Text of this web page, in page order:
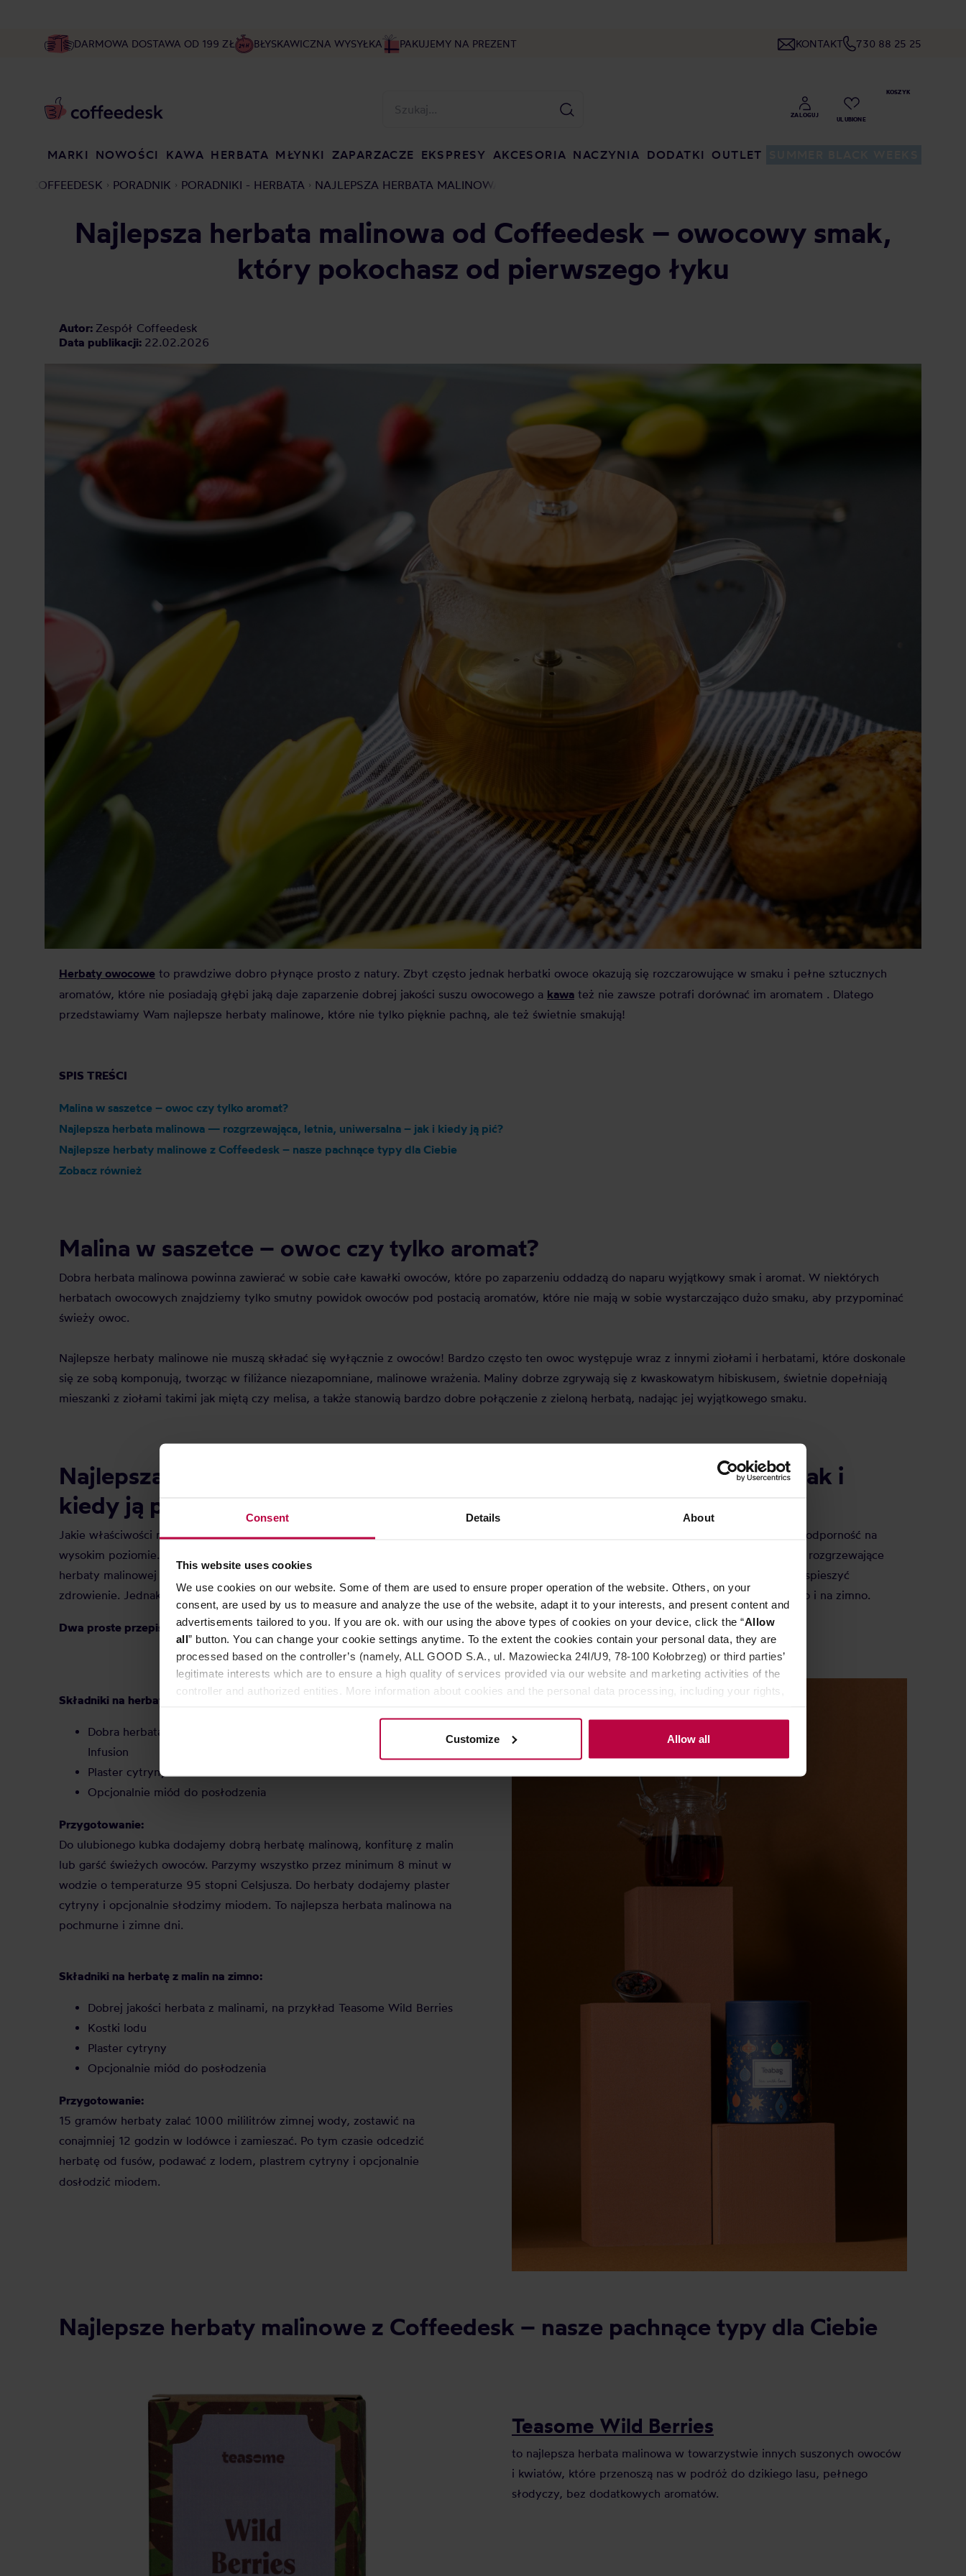
Consent Details About
This website uses cookies
We use cookies on our website. Some of them are used to ensure proper operation of the website. Others, on your
consent, are used by us to measure and analyze the use of the website, adapt it to your interests, and present content and
advertisements tailored to you. If you are ok. with our using the above types of cookies on your device, click the “Allow
all” button. You can change your cookie settings anytime. To the extent the cookies contain your personal data, they are
processed based on the controller’s (namely, ALL GOOD S.A., ul. Mazowiecka 24I/U9, 78-100 Kołobrzeg) or third parties’
legitimate interests which are to ensure a high quality of services provided via our website and marketing activities of the
controller and authorized entities. More information about cookies and the personal data processing, including your rights,
Customize Allow all
DARMOWA DOSTAWA OD 199 ZŁ BŁYSKAWICZNA WYSYŁKA PAKUJEMY NA PREZENT KONTAKT 730 88 25 25
MARKI NOWOŚCI KAWA HERBATA MŁYNKI ZAPARZACZE EKSPRESY AKCESORIA NACZYNIA DODATKI OUTLET
COFFEEDESK PORADNIK PORADNIKI - HERBATA NAJLEPSZA HERBATA MALINOWA
Najlepsza herbata malinowa od Coffeedesk – owocowy smak,
który pokochasz od pierwszego łyku
Autor: Zespół Coffeedesk
Data publikacji: 22.02.2026
Herbaty owocowe to prawdziwe dobro płynące prosto z natury. Zbyt często jednak herbatki owoce okazują się rozczarowujące w smaku i pełne sztucznych
aromatów, które nie posiadają głębi jaką daje zaparzenie dobrej jakości suszu owocowego a kawa też nie zawsze potrafi dorównać im aromatem . Dlatego
przedstawiamy Wam najlepsze herbaty malinowe, które nie tylko pięknie pachną, ale też świetnie smakują!
SPIS TREŚCI
Malina w saszetce – owoc czy tylko aromat?
Najlepsza herbata malinowa — rozgrzewająca, letnia, uniwersalna – jak i kiedy ją pić?
Najlepsze herbaty malinowe z Coffeedesk – nasze pachnące typy dla Ciebie
Zobacz również
Malina w saszetce – owoc czy tylko aromat?
Dobra herbata malinowa powinna zawierać w sobie całe kawałki owoców, które po zaparzeniu oddadzą do naparu wyjątkowy smak i aromat. W niektórych
herbatach owocowych znajdziemy tylko smutny powidok owoców pod postacią aromatów, które nie mają w sobie wystarczająco dużo smaku, aby przypominać
świeży owoc.
Najlepsze herbaty malinowe nie muszą składać się wyłącznie z owoców! Bardzo często ten owoc występuje wraz z innymi ziołami i herbatami, które doskonale
się ze sobą komponują, tworząc w filiżance niezapomniane, malinowe wrażenia. Maliny dobrze zgrywają się z kwaskowatym hibiskusem, świetnie dopełniają
mieszanki z ziołami takimi jak miętą czy melisa, a także stanowią bardzo dobre połączenie z zieloną herbatą, nadając jej wyjątkowego smaku.
Najlepsza herbata malinowa — rozgrzewająca, letnia, uniwersalna – jak i
kiedy ją pić?
Jakie właściwości ma najlepsza herbata malinowa? Przede wszystkim zawiera ona potężną dawkę witaminy C, która pomaga utrzymać naszą odporność na
wysokim poziomie. Antyoksydanty zawarte w herbacie z malin spowalniają proces starzenia się komórek i działają przeciwzapalnie. Działanie rozgrzewające
herbaty malinowej idealnie sprawdzi się kiedy dopadnie nad przeziębienie — wówczas kubek takiej herbaty złagodzi ból gardła i może przyspieszyć
zdrowienie. Jednak najlepsza herbata malinowa sprawdza się nie tylko na ciepło! Poniżej przedstawiamy dwa przepisy na ten napar na ciepło i na zimno.
Dwa proste przepisy na pyszną herbatę malinową
Składniki na herbatę na ciepło:
Dobra herbata z malinami, na przykład Vintage Teas Forest Berry
Infusion
Plaster cytryny
Opcjonalnie miód do posłodzenia
Przygotowanie:
Do ulubionego kubka dodajemy dobrą herbatę malinową, konfiturę z malin
lub garść świeżych owoców. Parzymy wszystko przez minimum 8 minut w
wodzie o temperaturze 95 stopni Celsjusza. Do herbaty dodajemy plaster
cytryny i opcjonalnie słodzimy miodem. To najlepsza herbata malinowa na
pochmurne i zimne dni.
Składniki na herbatę z malin na zimno:
Dobrej jakości herbata z malinami, na przykład Teasome Wild Berries
Kostki lodu
Plaster cytryny
Opcjonalnie miód do posłodzenia
Przygotowanie:
15 gramów herbaty zalać 1000 mililitrów zimnej wody, zostawić na
conajmniej 12 godzin w lodówce i zamieszać. Po tym czasie odcedzić
herbatę od fusów, podawać z lodem, plastrem cytryny i opcjonalnie
dosłodzić miodem.
Najlepsze herbaty malinowe z Coffeedesk – nasze pachnące typy dla Ciebie
Teasome Wild Berries
to najlepsza herbata malinowa w towarzystwie innych suszonych owoców
i kwiatów, które przenoszą nas w podróż do dzikiego lasu, pełnego
słodyczy, bez dodatkowych aromatów.